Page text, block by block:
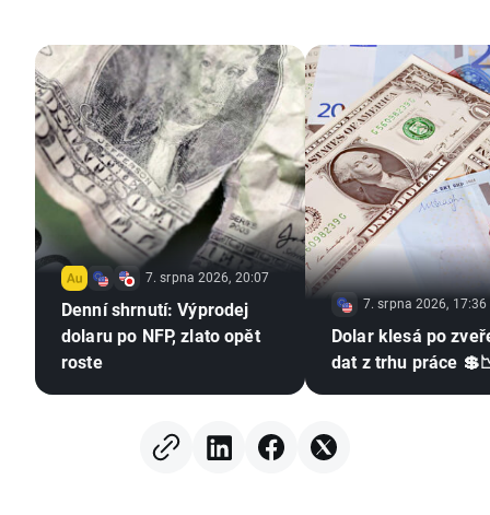
7. srpna 2026, 20:07
Denní shrnutí: Výprodej
dolaru po NFP, zlato opět
roste
7. srpna 2026, 17:36
Dolar klesá po
dat z trhu práce